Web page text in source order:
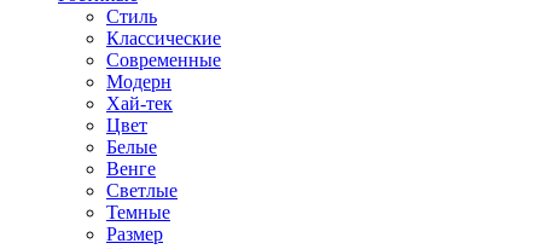
Стиль
Классические
Современные
Модерн
Хай-тек
Цвет
Белые
Венге
Светлые
Темные
Размер